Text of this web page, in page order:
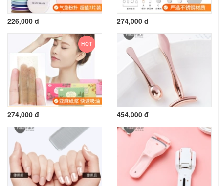
226,000 đ 274,000 đ
HOT
274,000 đ 454,000 đ